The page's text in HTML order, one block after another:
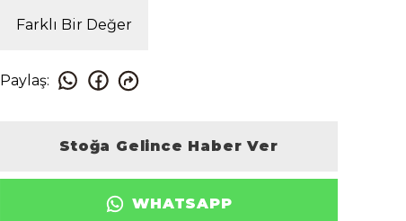
Farklı Bir Değer
Paylaş:
Stoğa Gelince Haber Ver
WHATSAPP